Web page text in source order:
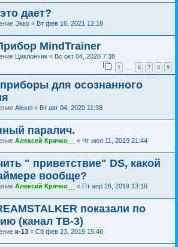
дает?
Экко « Вт фев 16, 2021 12:18
MindTrainer
Циклончик « Вс окт 04, 2020 7:38
1 … 6 7 8 9
для осознанного
Alexei « Вт авг 04, 2020 11:38
паралич.
Алексей Крячко__ « Чт июл 11, 2019 21:44
" приветствие" DS, какой
вообще?
Алексей Крячко__ « Пт апр 26, 2019 13:16
показали по
(канал ТВ-3)
к-13 « Сб фев 23, 2019 15:46